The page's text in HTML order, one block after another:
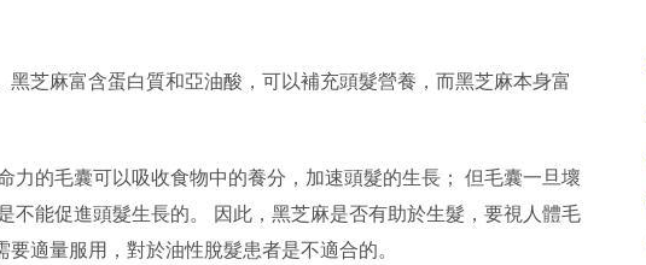
芝麻富含蛋白質和亞油酸，可以補充頭髮營養，而黑芝麻本身富
的毛囊可以吸收食物中的養分，加速頭髮的生長； 但毛囊一旦壞
不能促進頭髮生長的。 因此，黑芝麻是否有助於生髮，要視人體毛
適量服用，對於油性脫髮患者是不適合的。